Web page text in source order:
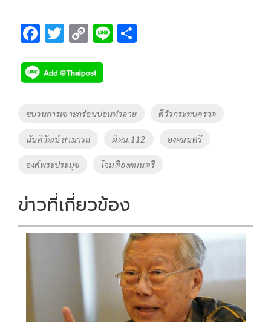
F
e
b
o
o
k
T
tt
er
C
p
y
Li
k
Li
Tags
ขบวนการเซาะกร่อนบ่อนทำลาย ตีวัวกระทบคราด
นันทิวัฒน์ สามารถ ผิดม.112 องคมนตรี
องค์พระประมุข โจมตีองคมนตรี
ข่าวที่เกี่ยวข้อง